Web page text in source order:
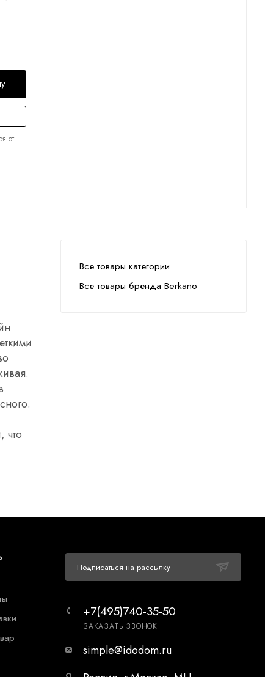
от
что
Все товары категории
Все товары бренда Berkano
Подписаться на рассылку
+7(495)740-35-50
ЗАКАЗАТЬ ЗВОНОК
simple@idodom.ru